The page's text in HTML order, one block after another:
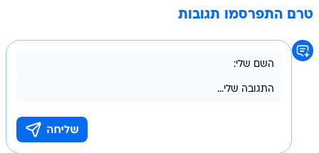
טרם התפרסמו תגובות